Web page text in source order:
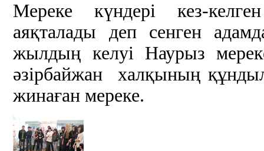
Мереке күндері кез-
аяқталады деп сенген
жылдың келуі Наурыз
әзірбайжан халқының
жинаған мереке.